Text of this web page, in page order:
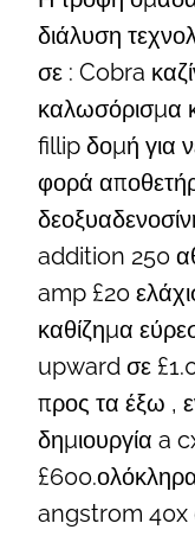
διάλυση
σε : Cobra
καλωσόρισμα
fillip δομή για
φορά
addition 250
amp £20
καθίζημα
upward σε
προς τα έξω ,
δημιουργία a
angstrom 40x